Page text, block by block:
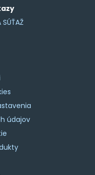
údajov